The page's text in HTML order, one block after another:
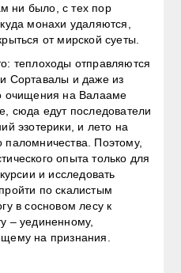
ни было, с тех пор
монахи удаляются,
от мирской суеты.
теплоходы отправляются
Сортавалы и даже из
очищения на Валааме
сюда едут последователи
эзотерики, и лето на
Поэтому,
опыта только для
и исследовать
по скалистым
в сосновом лесу к
– уединенному,
на признания.